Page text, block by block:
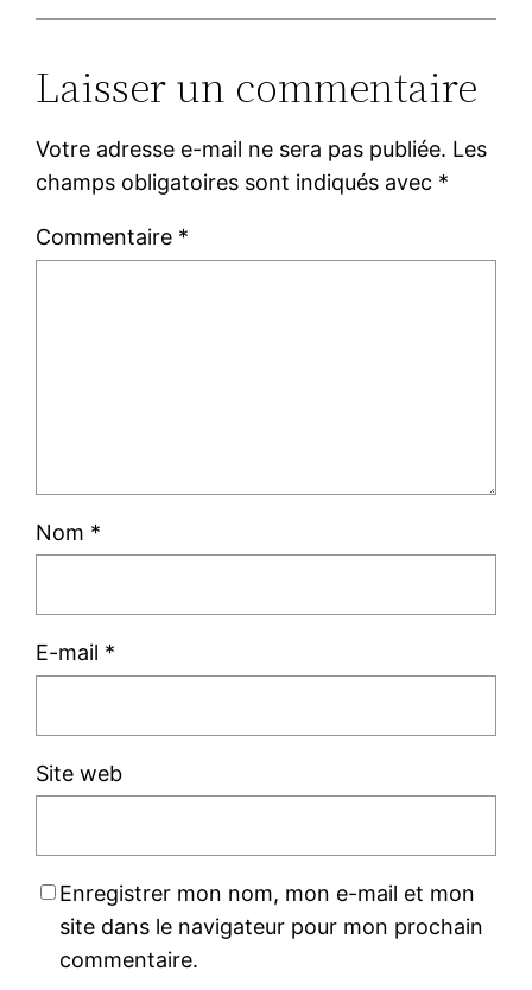
Laisser un commentaire
Votre adresse e-mail ne sera pas publiée. Les
champs obligatoires sont indiqués avec *
Commentaire *
Nom *
E-mail *
Site web
Enregistrer mon nom, mon e-mail et mon
site dans le navigateur pour mon prochain
commentaire.